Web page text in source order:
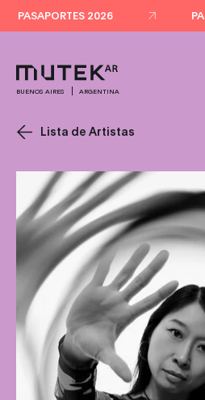
BUENOS AIRES ARGENTINA
Lista de Artistas